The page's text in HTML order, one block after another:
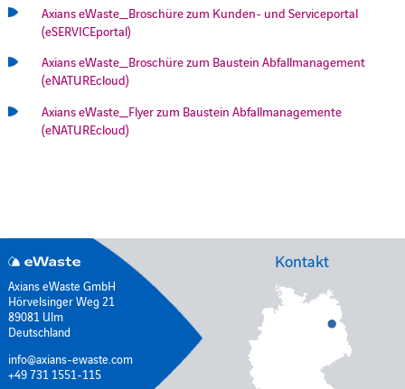
Axians eWaste_Broschüre zum Kunden- und Serviceportal
(eSERVICEportal)
Axians eWaste_Broschüre zum Baustein Abfallmanagement
(eNATUREcloud)
Axians eWaste_Flyer zum Baustein Abfallmanagemente
(eNATUREcloud)
Axians eWaste GmbH
Hörvelsinger Weg 21
89081 Ulm
Deutschland
info@axians-ewaste.com
+49 731 1551-115
Kontakt